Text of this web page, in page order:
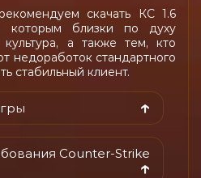
скачать КС 1.6
которым близки по духу
а также тем, кто
недоработок стандартного
стабильный клиент.
Counter-Strike